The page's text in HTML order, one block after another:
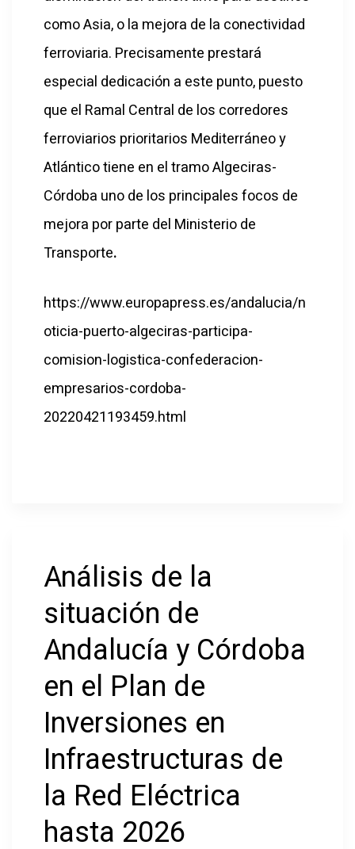
como Asia, o la mejora de la conectividad
ferroviaria. Precisamente prestará
especial dedicación a este punto, puesto
que el Ramal Central de los corredores
ferroviarios prioritarios Mediterráneo y
Atlántico tiene en el tramo Algeciras-
Córdoba uno de los principales focos de
mejora por parte del Ministerio de
Transporte.
https://www.europapress.es/andalucia/n
oticia-puerto-algeciras-participa-
comision-logistica-confederacion-
empresarios-cordoba-
20220421193459.html
Análisis de la
situación de
Andalucía y Córdoba
en el Plan de
Inversiones en
Infraestructuras de
la Red Eléctrica
hasta 2026